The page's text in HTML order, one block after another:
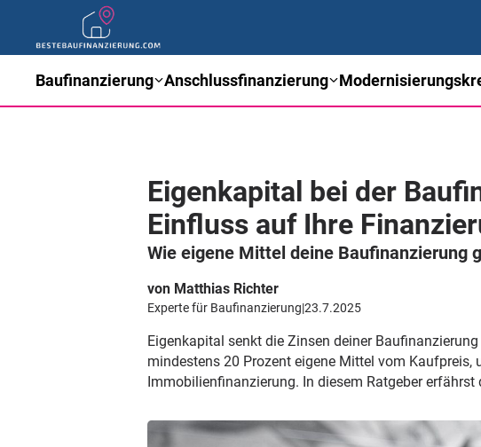
Baufinanzierung Anschlussfinanzierung
Eigenkapital bei der
Einfluss auf Ihre
Wie eigene Mittel deine Baufinanzierung
von Matthias Richter
Experte für Baufinanzierung|23.7.2025
Eigenkapital senkt die Zinsen deiner
mindestens 20 Prozent eigene Mittel vom
Immobilienfinanzierung. In diesem Ratgeber